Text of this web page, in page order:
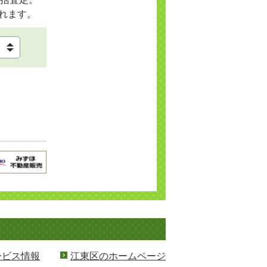
ます。
ス情報 江東区のホームページ